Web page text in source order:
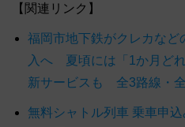
【関連リンク】
福岡市地下鉄がクレカなど
入へ 夏頃には「1か月ど
新サービスも 全3路線・
無料シャトル列車 乗車申